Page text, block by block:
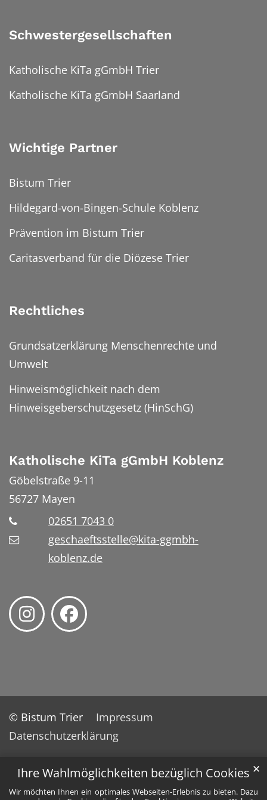
Ihre Wahlmöglichkeiten bezüglich Cookies
Wir möchten Ihnen ein optimales Webseiten-Erlebnis zu bieten. Dazu
✕
Schwestergesellschaften
Katholische KiTa gGmbH Trier
Katholische KiTa gGmbH Saarland
Wichtige Partner
Bistum Trier
Hildegard-von-Bingen-Schule Koblenz
Prävention im Bistum Trier
Caritasverband für die Diözese Trier
Rechtliches
Grundsatzerklärung Menschenrechte und
Umwelt
Hinweismöglichkeit nach dem
Hinweisgeberschutzgesetz (HinSchG)
Katholische KiTa gGmbH Koblenz
Göbelstraße 9-11
56727 Mayen
02651 7043 0
geschaeftsstelle@kita-ggmbh-
koblenz.de
© Bistum Trier
Impressum
Datenschutzerklärung